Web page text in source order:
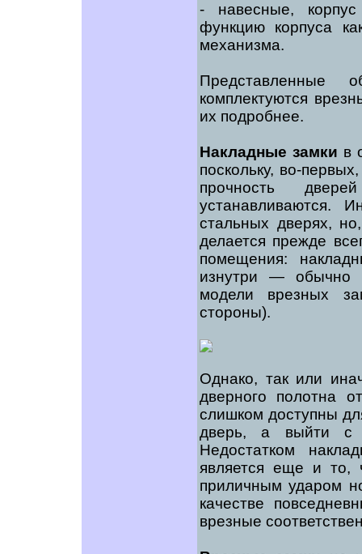
- навесные,
функцию корпуса
механизма.
Представленные
комплектуются
их подробнее.
Накладные замки в
поскольку, во-
прочность
устанавливаются.
стальных дверях,
делается прежде
помещения:
изнутри — обычно
модели врезных
стороны).
Однако, так или
дверного полотна
слишком доступны
дверь, а выйти с
Недостатком
является еще и то,
приличным ударом
качестве
врезные